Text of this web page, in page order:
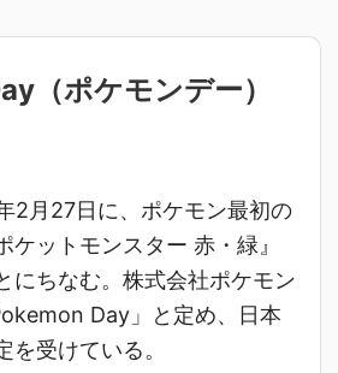
（ポケモンデー）
2月27日に、ポケモン最初の
ケットモンスター 赤・緑』
にちなむ。株式会社ポケモン
Day」と定め、日本
を受けている。